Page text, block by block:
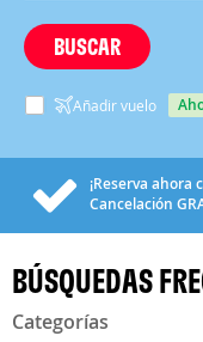
BUSCAR
Añadir vuelo
¡Reserva ahora
Cancelación
BÚSQUEDAS
Categorías